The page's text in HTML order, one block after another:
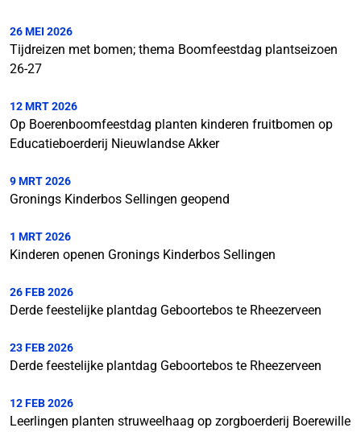
26 MEI 2026
Tijdreizen met bomen; thema Boomfeestdag plantseizoen
26-27
12 MRT 2026
Op Boerenboomfeestdag planten kinderen fruitbomen op
Educatieboerderij Nieuwlandse Akker
9 MRT 2026
Gronings Kinderbos Sellingen geopend
1 MRT 2026
Kinderen openen Gronings Kinderbos Sellingen
26 FEB 2026
Derde feestelijke plantdag Geboortebos te Rheezerveen
23 FEB 2026
Derde feestelijke plantdag Geboortebos te Rheezerveen
12 FEB 2026
Leerlingen planten struweelhaag op zorgboerderij Boerewille